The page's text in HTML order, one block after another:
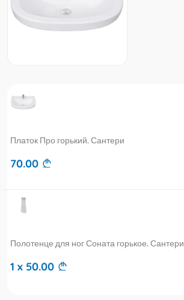
Платок Про горький. Сантери
70.00
Полотенце для ног Соната горькое. Сантери
1 x 50.00